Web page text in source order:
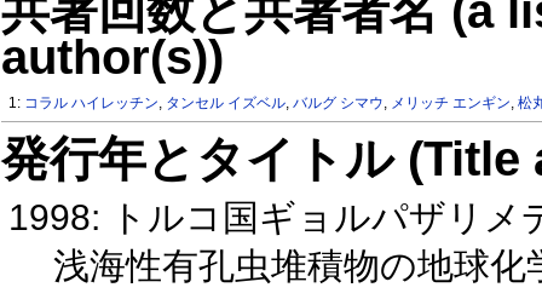
共著回数と共著者名 (a
author(s))
1: コラル ハイレッチン, タンセル イズベル,バルグ シマウ, メリッチ エンギン,松
発行年とタイトル
1998: トルコ国ギョルパザリメ
浅海性有孔虫堆積物の地球